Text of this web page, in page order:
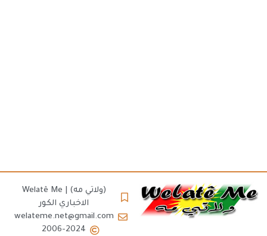
(ولاتي مه) | Welatê Me
الاخباري الكور
welateme.net@gmail.com
2006-2024